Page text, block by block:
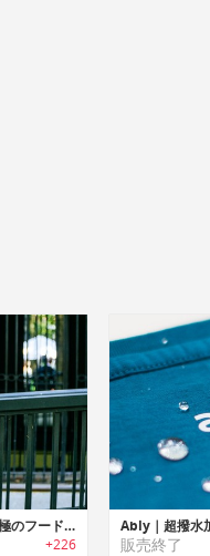
Technical Hoodie｜ 究極のフード付きパーカー「テクニカル・フーディ」
+226 販売終了